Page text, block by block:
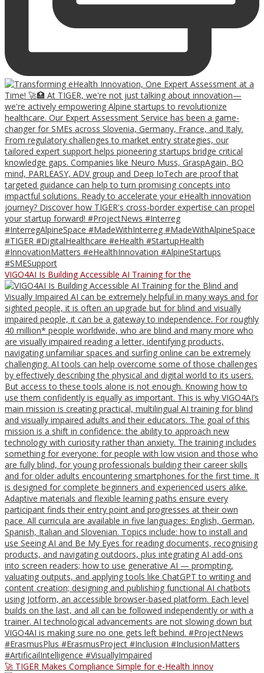
VIGO4AI Is Building Accessible AI Training for the
🚀 TIGER Makes Compliance Simple for e-Health Innov